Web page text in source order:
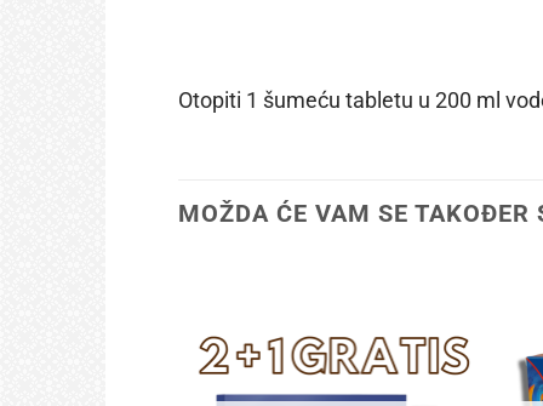
Otopiti 1 šumeću tabletu u 200 ml
MOŽDA ĆE VAM SE